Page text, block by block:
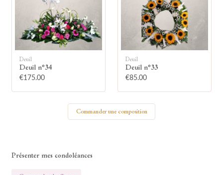
🕯 Allumer ma bougie
Deuil
Deuil n°34
€175.00
Deuil
Deuil n°33
€85.00
Commander une composition
Présenter mes condoléances